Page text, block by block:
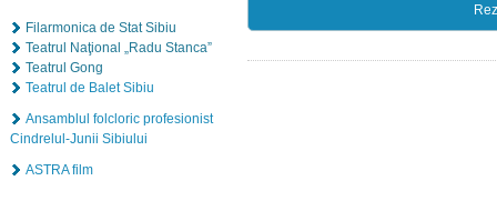
Filarmonica de Stat Sibiu
Teatrul Naţional „Radu Stanca”
Teatrul Gong
Teatrul de Balet Sibiu
Ansamblul folcloric profesionist
Cindrelul-Junii Sibiului
ASTRA film